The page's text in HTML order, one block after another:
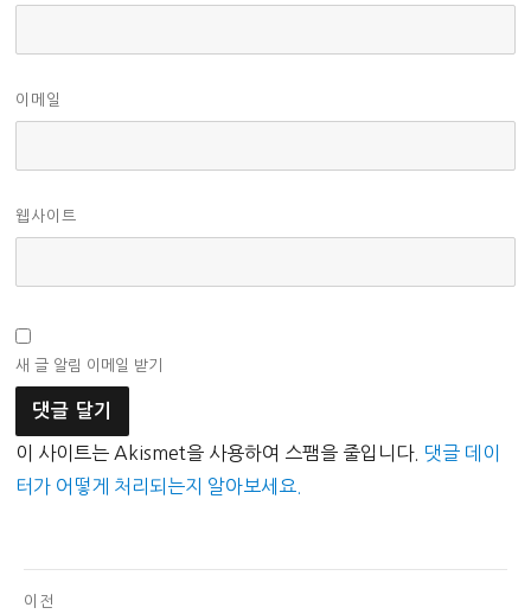
이메일
웹사이트
새 글 알림 이메일 받기
이 사이트는 Akismet을 사용하여 스팸을 줄입니다. 댓글 데이
터가 어떻게 처리되는지 알아보세요.
글
이전